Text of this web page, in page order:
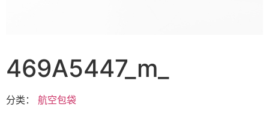
469A5447_m_
分类： 航空包袋